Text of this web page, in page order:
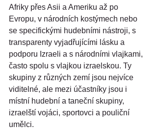
Afriky přes Asii a Ameriku až po
Evropu, v národních kostýmech nebo
se specifickými hudebními nástroji, s
transparenty vyjadřujícími lásku a
podporu Izraeli a s národními vlajkami,
často spolu s vlajkou izraelskou. Ty
skupiny z různých zemí jsou nejvíce
viditelné, ale mezi účastníky jsou i
místní hudební a taneční skupiny,
izraelští vojáci, sportovci a pouliční
umělci.